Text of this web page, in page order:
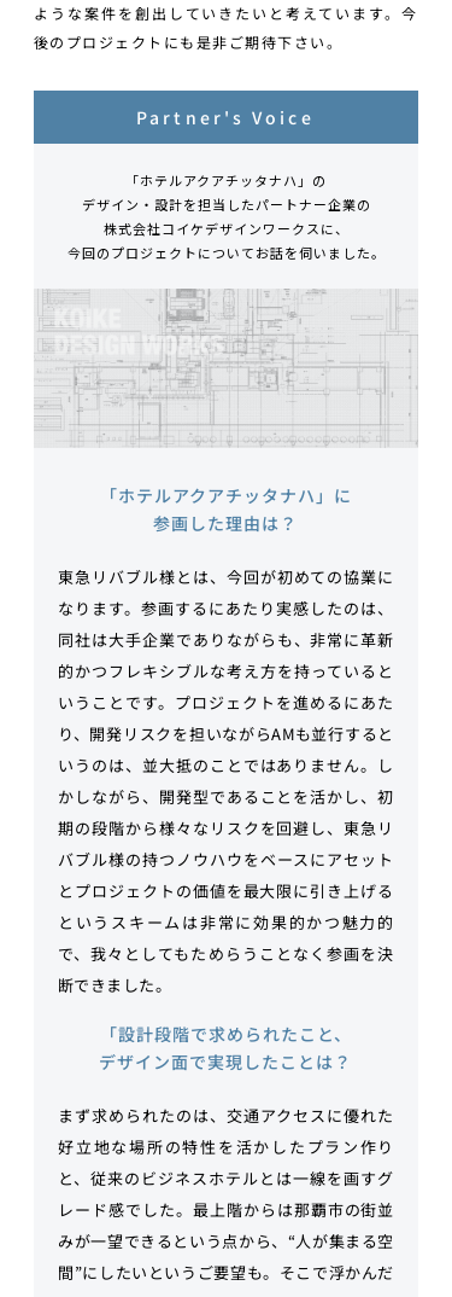
ような案件を創出していきたいと考えています。今
後のプロジェクトにも是非ご期待下さい。
Partner's Voice
「ホテルアクアチッタナハ」の
デザイン・設計を担当したパートナー企業の
株式会社コイケデザインワークスに、
今回のプロジェクトについてお話を伺いました。
「ホテルアクアチッタナハ」に
参画した理由は？
東急リバブル様とは、今回が初めての協業に
なります。参画するにあたり実感したのは、
同社は大手企業でありながらも、非常に革新
的かつフレキシブルな考え方を持っていると
いうことです。プロジェクトを進めるにあた
り、開発リスクを担いながらAMも並行すると
いうのは、並大抵のことではありません。し
かしながら、開発型であることを活かし、初
期の段階から様々なリスクを回避し、東急リ
バブル様の持つノウハウをベースにアセット
とプロジェクトの価値を最大限に引き上げる
というスキームは非常に効果的かつ魅力的
で、我々としてもためらうことなく参画を決
断できました。
「設計段階で求められたこと、
デザイン面で実現したことは？
まず求められたのは、交通アクセスに優れた
好立地な場所の特性を活かしたプラン作り
と、従来のビジネスホテルとは一線を画すグ
レード感でした。最上階からは那覇市の街並
みが一望できるという点から、“人が集まる空
間”にしたいというご要望も。そこで浮かんだ